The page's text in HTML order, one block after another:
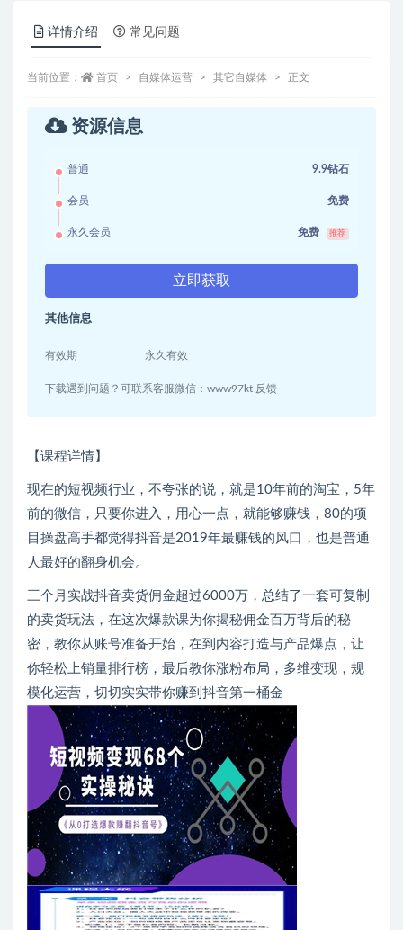
详情介绍 常见问题
当前位置： 首页 自媒体运营 其它自媒体 正文
资源信息
普通 9.9钻石
会员 免费
永久会员 免费 推荐
立即获取
其他信息
有效期 永久有效
下载遇到问题？可联系客服微信：www97kt 反馈
【课程详情】
现在的短视频行业，不夸张的说，就是10年前的淘宝，5年
前的微信，只要你进入，用心一点，就能够赚钱，80的项
目操盘高手都觉得抖音是2019年最赚钱的风口，也是普通
人最好的翻身机会。
三个月实战抖音卖货佣金超过6000万，总结了一套可复制
的卖货玩法，在这次爆款课为你揭秘佣金百万背后的秘
密，教你从账号准备开始，在到内容打造与产品爆点，让
你轻松上销量排行榜，最后教你涨粉布局，多维变现，规
模化运营，切切实实带你赚到抖音第一桶金